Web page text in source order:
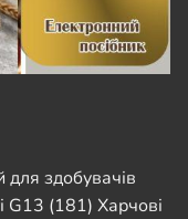
для здобувачів
G13 (181) Харчові